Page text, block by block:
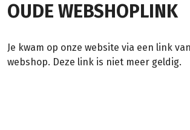
OUDE WEBSHOPLINK
Je kwam op onze website via een link
webshop. Deze link is niet meer geldig.